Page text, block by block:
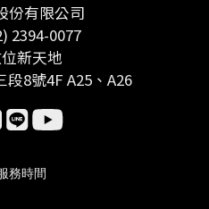
份有限公司
2394-0077
新天地
8號4F A25、A26
務時間